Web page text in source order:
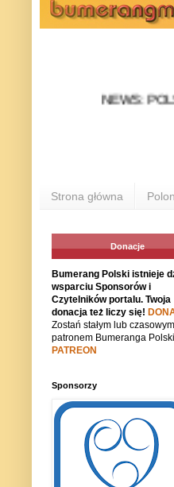
NEWS:
Strona główna
Donacje
Bumerang Polski istnieje
wsparciu Sponsorów i
Czytelników portalu. Twoja
donacja też liczy się!
Zostań stałym lub czasowym
patronem Bumeranga
PATREON
Sponsorzy